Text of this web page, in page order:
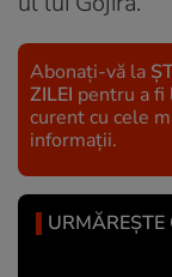
Abonați-vă la
ZILEI pentru a fi
curent cu cele
informații.